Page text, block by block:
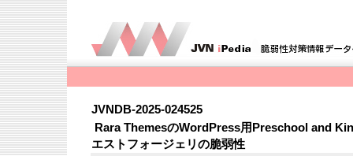
JVNDB-2025-024525
Rara ThemesのWordPress用Preschool and
エストフォージェリの脆弱性